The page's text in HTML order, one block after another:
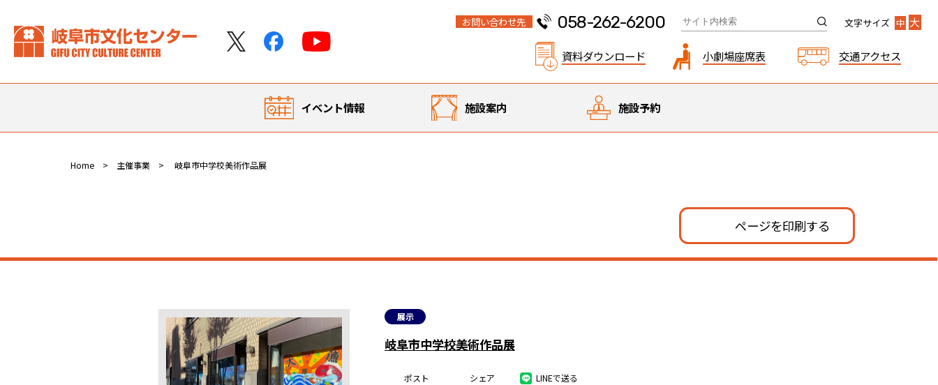
お問い合わせ先 058-262-6200 文字サイズ 中 大
資料ダウンロード 小劇場座席表 交通アクセス
イベント情報 施設案内 施設予約
Home 主催事業 岐阜市中学校美術作品展
ページを印刷する
展示
岐阜市中学校美術作品展
ポスト シェア LINEで送る